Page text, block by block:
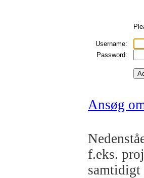
Username:
Password:
Ansøg
f.eks.
samtidigt